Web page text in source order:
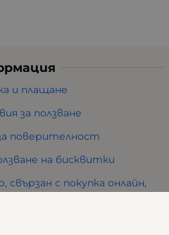
и плащане
за ползване
поверителност
на бисквитки
свързан с покупка онлайн,
сайта ОРС